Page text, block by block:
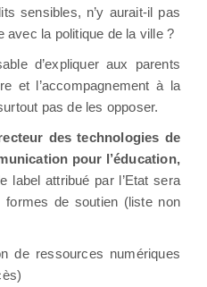
sensibles, n’y aurait-il pas
avec la politique de la ville ?
d’expliquer aux parents
et l’accompagnement à la
pas de les opposer.
des technologies de
pour l’éducation,
label attribué par l’Etat sera
formes de soutien (liste non
de ressources numériques